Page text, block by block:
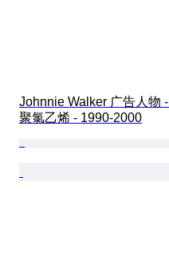
Johnnie Walker 广告人物 -
聚氯乙烯 - 1990-2000